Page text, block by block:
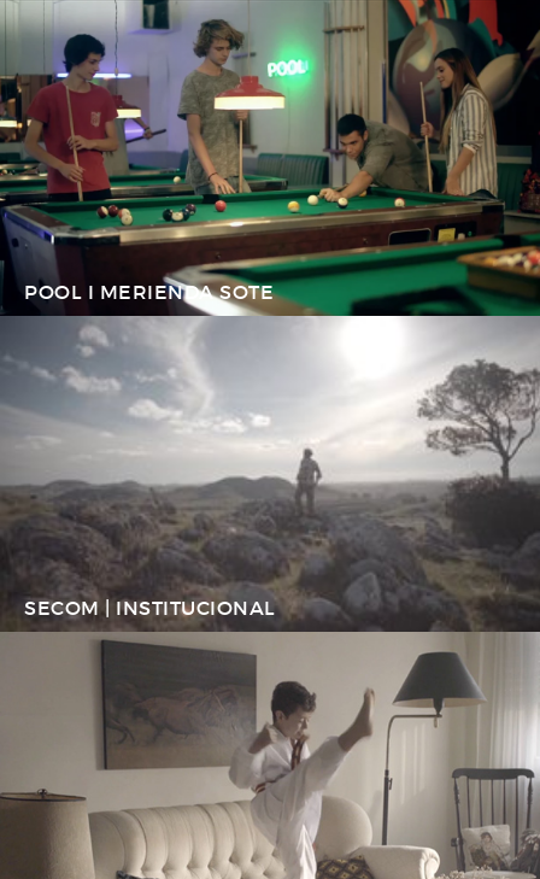
POOL I MERIENDA SOTE
SECOM | INSTITUCIONAL